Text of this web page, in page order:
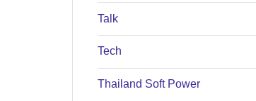
Talk
Tech
Thailand Soft Power